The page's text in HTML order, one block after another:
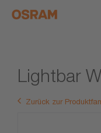
Lightbar
Zurück zur